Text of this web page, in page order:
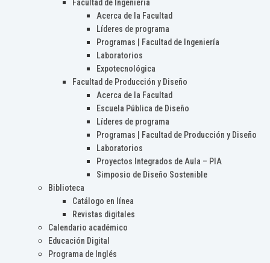
Facultad de Ingeniería
Acerca de la Facultad
Líderes de programa
Programas | Facultad de Ingeniería
Laboratorios
Expotecnológica
Facultad de Producción y Diseño
Acerca de la Facultad
Escuela Pública de Diseño
Líderes de programa
Programas | Facultad de Producción y Diseño
Laboratorios
Proyectos Integrados de Aula – PIA
Simposio de Diseño Sostenible
Biblioteca
Catálogo en línea
Revistas digitales
Calendario académico
Educación Digital
Programa de Inglés